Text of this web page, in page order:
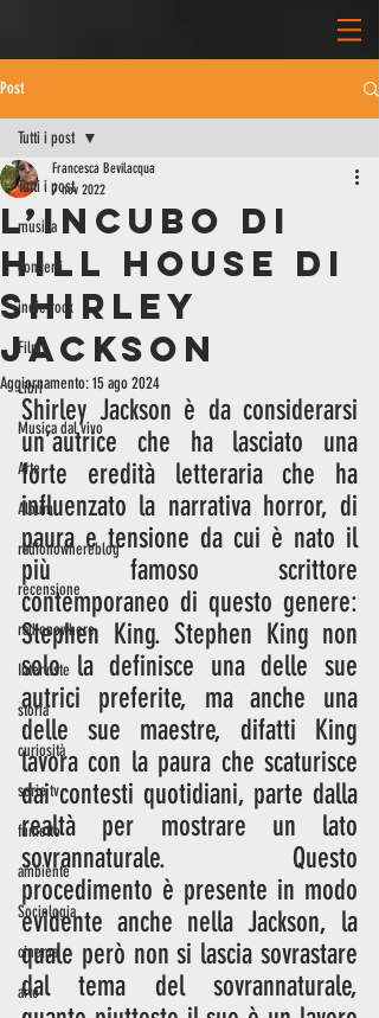
Post
Tutti i post
musica
concerti
indie rock
Film
Libri
Musica dal vivo
Arte
Album
radionowhereblog
recensione
radionowhere
Interviste
storia
curiosità
serie tv
fumetto
ambiente
Sociologia
cinema
arte
Tutti i post
L’incubo di
Hill House di
Shirley
Jackson
Francesca Bevilacqua
7 nov 2022
Aggiornamento:15 ago 2024
Shirley Jackson è da considerarsi
un’autrice che ha lasciato una
forte eredità letteraria che ha
influenzato la narrativa horror, di
paura e tensione da cui è nato il
più famoso scrittore
contemporaneo di questo genere:
Stephen King. Stephen King non
solo la definisce una delle sue
autrici preferite, ma anche una
delle sue maestre, difatti King
lavora con la paura che scaturisce
dai contesti quotidiani, parte dalla
realtà per mostrare un lato
sovrannaturale. Questo
procedimento è presente in modo
evidente anche nella Jackson, la
quale però non si lascia sovrastare
dal tema del sovrannaturale,